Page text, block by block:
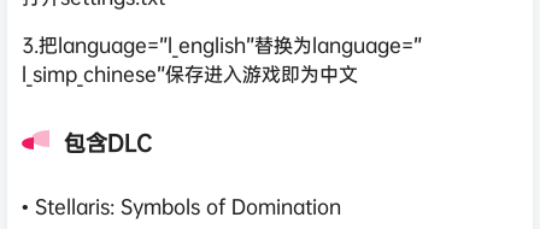
3.把language=”l_english”替换为language=”
l_simp_chinese”保存进入游戏即为中文
包含DLC
• Stellaris: Symbols of Domination